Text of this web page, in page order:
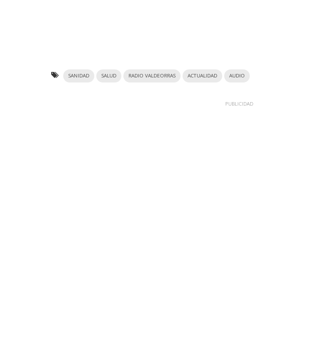
SANIDAD SALUD RADIO VALDEORRAS ACTUALIDAD AUDIO